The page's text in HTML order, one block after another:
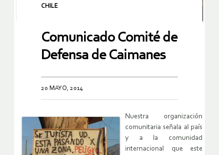
CHILE
Comunicado Comité de
Defensa de Caimanes
20 MAYO, 2014
Nuestra organización
comunitaria señala al país
y a la comunidad
internacional que este